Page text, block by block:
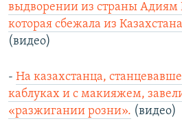
выдворении из страны
которая сбежала из
(видео)
- На казахстанца,
каблуках и с макияжем,
«разжигании розни». (видео)